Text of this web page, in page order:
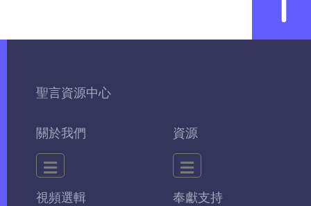
聖言資源中心
關於我們 資源
視頻選輯 奉獻支持